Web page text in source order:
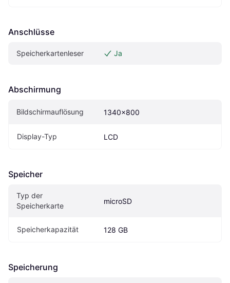
Anschlüsse
Speicherkartenleser Ja
Abschirmung
Bildschirmauflösung 1340x800
Display-Typ LCD
Speicher
Typ der
Speicherkarte
microSD
Speicherkapazität 128 GB
Speicherung